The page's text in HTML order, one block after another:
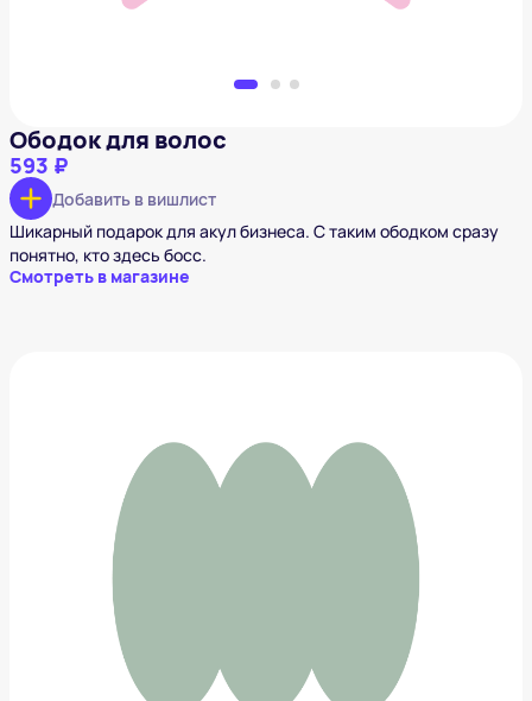
Ободок для волос
593 ₽
Добавить в вишлист
Шикарный подарок для акул бизнеса. С таким ободком сразу
понятно, кто здесь босс.
Смотреть в магазине